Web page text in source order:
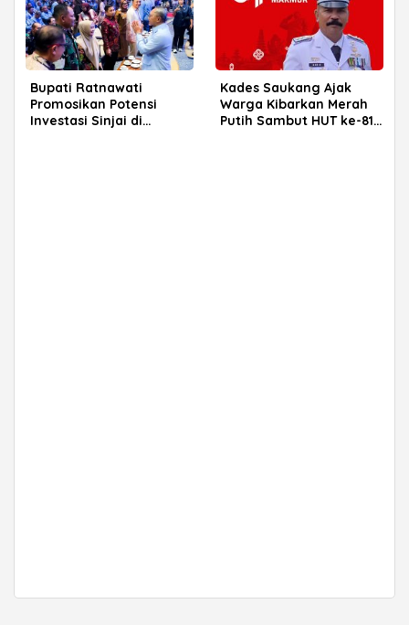
Bupati Ratnawati
Promosikan Potensi
Investasi Sinjai di
Kades Saukang Ajak
Warga Kibarkan Merah
Putih Sambut HUT ke-81